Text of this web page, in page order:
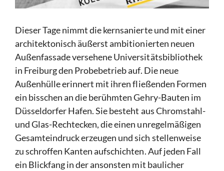
Dieser Tage nimmt die kernsanierte und mit einer
architektonisch äußerst ambitionierten neuen
Außenfassade versehene Universitätsbibliothek
in Freiburg den Probebetrieb auf. Die neue
Außenhülle erinnert mit ihren fließenden Formen
ein bisschen an die berühmten Gehry-Bauten im
Düsseldorfer Hafen. Sie besteht aus Chromstahl-
und Glas-Rechtecken, die einen unregelmäßigen
Gesamteindruck erzeugen und sich stellenweise
zu schroffen Kanten aufschichten. Auf jeden Fall
ein Blickfang in der ansonsten mit baulicher